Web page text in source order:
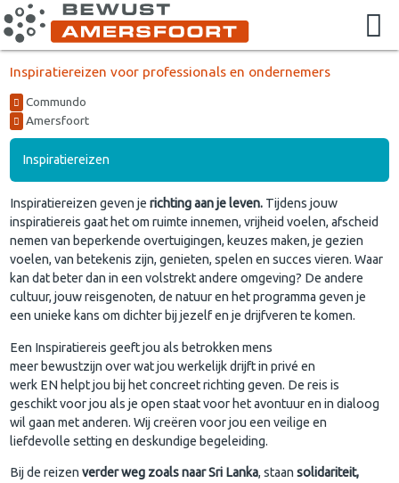
Inspiratiereizen voor professionals en ondernemers
Commundo
Amersfoort
Inspiratiereizen
Inspiratiereizen geven jerichting aan je leven. Tijdens jouw
inspiratiereis gaat het om ruimte innemen, vrijheid voelen, afscheid
nemen van beperkende overtuigingen, keuzes maken, je gezien
voelen, van betekenis zijn, genieten, spelen en succes vieren. Waar
kan dat beter dan in een volstrekt andere omgeving? De andere
cultuur, jouw reisgenoten, de natuur en het programma geven je
een unieke kans om dichter bij jezelf en je drijfveren te komen.
Een Inspiratiereis geeft jou als betrokken mens
meer bewustzijn over wat jou werkelijk drijft in privé en
werk EN helpt jou bij het concreet richting geven. De reis is
geschikt voor jou als je open staat voor het avontuur en in dialoog
wil gaan met anderen. Wij creëren voor jou een veilige en
liefdevolle setting en deskundige begeleiding.
Bij de reizenverder weg zoals naar Sri Lanka, staansolidariteit,